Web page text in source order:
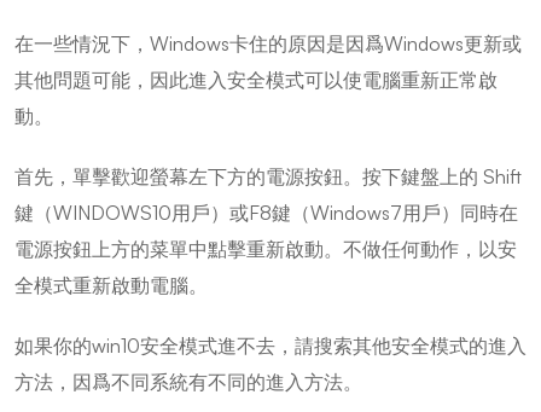
在一些情況下，Windows卡住的原因是因爲Windows更新或
其他問題可能，因此進入安全模式可以使電腦重新正常啟
動。
首先，單擊歡迎螢幕左下方的電源按鈕。按下鍵盤上的 Shift
鍵（WINDOWS10用戶）或F8鍵（Windows7用戶）同時在
電源按鈕上方的菜單中點擊重新啟動。不做任何動作，以安
全模式重新啟動電腦。
如果你的win10安全模式進不去，請搜索其他安全模式的進入
方法，因爲不同系統有不同的進入方法。